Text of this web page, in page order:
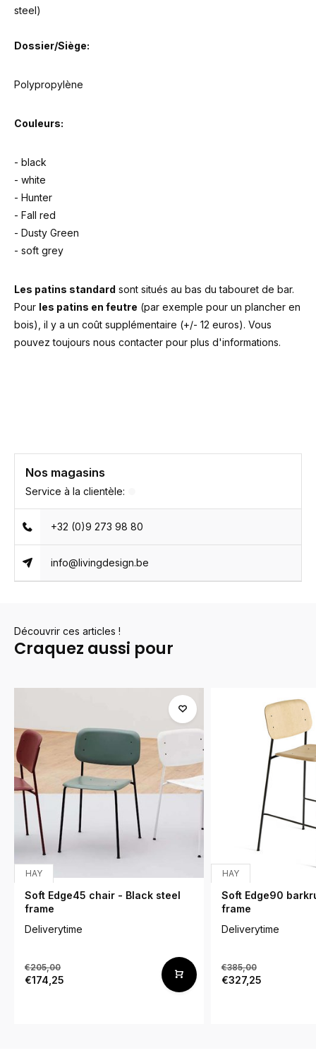
steel)
Dossier/Siège:
Polypropylène
Couleurs:
- black
- white
- Hunter
- Fall red
- Dusty Green
- soft grey
Les patins standard sont situés au bas du tabouret de bar.
Pour les patins en feutre (par exemple pour un plancher en
bois), il y a un coût supplémentaire (+/- 12 euros). Vous
pouvez toujours nous contacter pour plus d'informations.
Nos magasins
Service à la clientèle:
+32 (0)9 273 98 80
info@livingdesign.be
Découvrir ces articles !
Craquez aussi pour
HAY
Soft Edge45 chair - Black steel
frame
Deliverytime
€205,00
€174,25
HAY
Soft Edge90
frame
Deliverytime
€385,00
€327,25